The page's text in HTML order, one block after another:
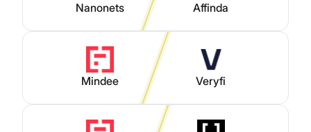
Nanonets Affinda
Mindee Veryfi